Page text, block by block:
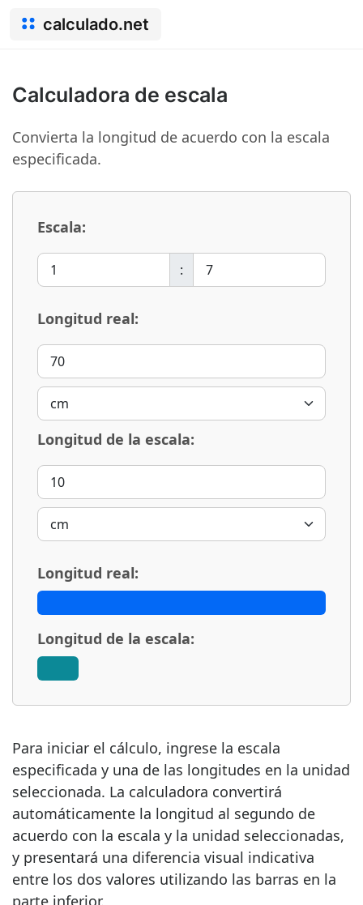
calculado.net
Calculadora de escala
Convierta la longitud de acuerdo con la escala
especificada.
Escala:
:
Longitud real:
Longitud de la escala:
Longitud real:
Longitud de la escala:
Para iniciar el cálculo, ingrese la escala
especificada y una de las longitudes en la unidad
seleccionada. La calculadora convertirá
automáticamente la longitud al segundo de
acuerdo con la escala y la unidad seleccionadas,
y presentará una diferencia visual indicativa
entre los dos valores utilizando las barras en la
parte inferior.